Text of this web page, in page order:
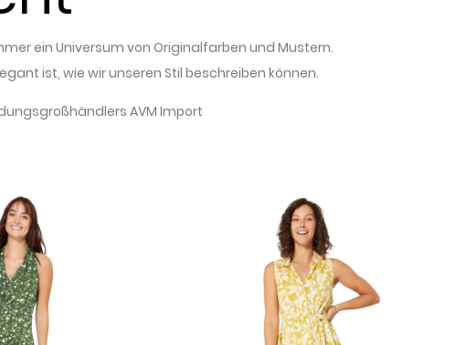
ein Universum von Originalfarben und Mustern.
ist, wie wir unseren Stil beschreiben können.
AVM Import